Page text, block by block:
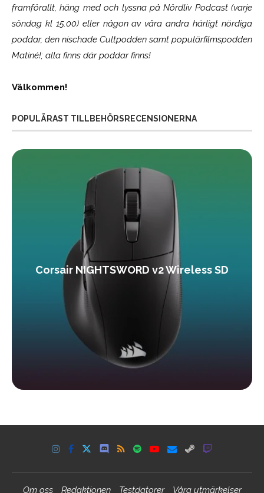
framförallt, häng med och lyssna på Nördliv Podcast (varje
söndag kl 15.00) eller någon av våra andra härligt nördiga
poddar, den nischade Cultpodden samt populärfilmspodden
Matiné!; alla finns där poddar finns!
Välkommen!
POPULÄRAST TILLBEHÖRSRECENSIONERNA
Corsair NIGHTSWORD v2 Wireless SD
Om oss Redaktionen Testdatorer Våra utmärkelser